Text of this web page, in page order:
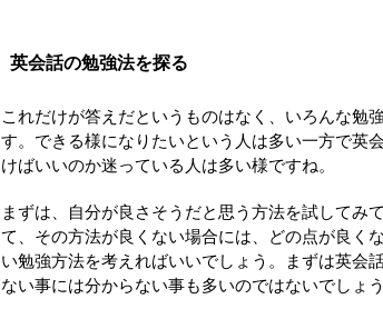
英会話の勉強法を探る
これだけが答えだというものはなく、いろんな勉
す。できる様になりたいという人は多い一方で英
けばいいのか迷っている人は多い様ですね。
まずは、自分が良さそうだと思う方法を試してみ
て、その方法が良くない場合には、どの点が良く
い勉強方法を考えればいいでしょう。まずは英会
ない事には分からない事も多いのではないでしょう